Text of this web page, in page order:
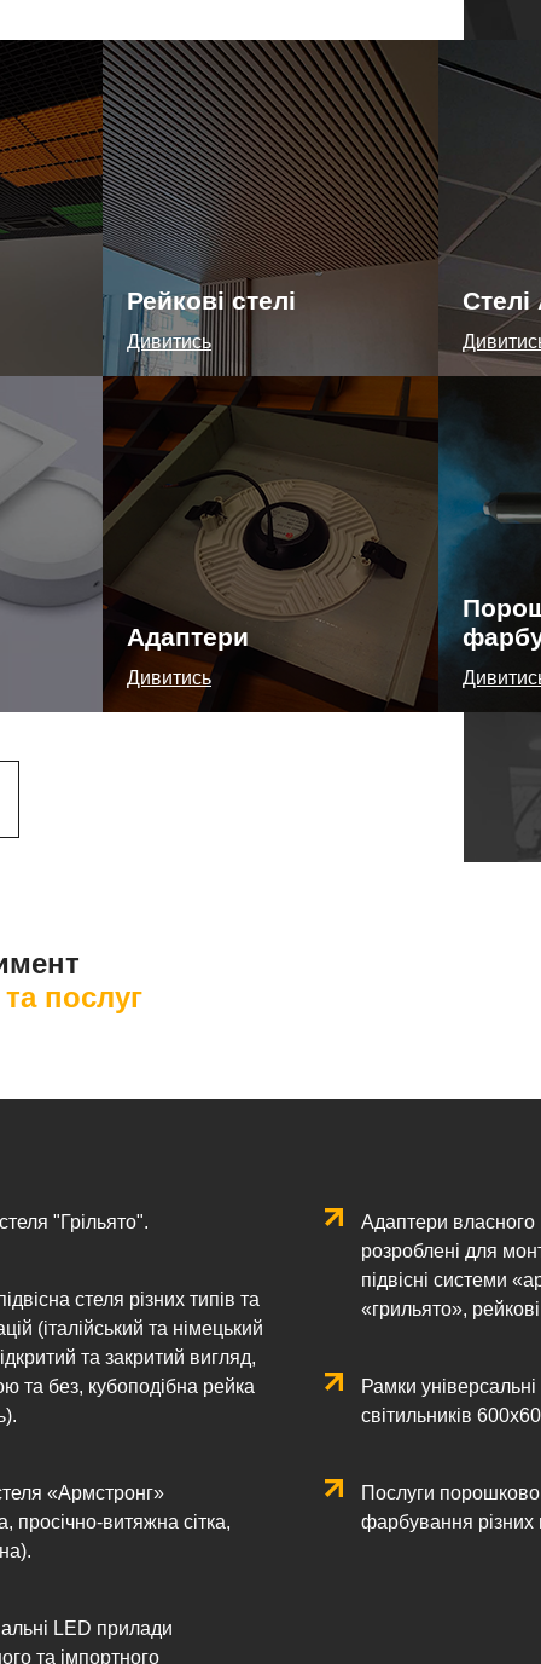
Рейкові стелі
Дивитись
Адаптери
Дивитись
послуг
"Грільято".
стеля різних типів та
(італійський та німецький
та закритий вигляд,
та без, кубоподібна рейка
«Армстронг»
просічно-витяжна сітка,
LED прилади
та імпортного
Адаптери власного
розроблені для
підвісні системи
«грильято»,
Рамки
світильників
Послуги
фарбування різних